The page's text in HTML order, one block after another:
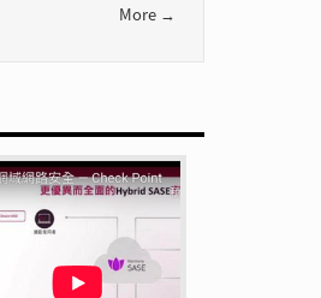
More →